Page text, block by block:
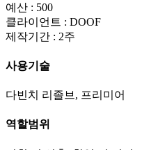
예산 : 500
클라이언트 : DOOF
제작기간 : 2주
사용기술
다빈치 리졸브, 프리미어
역할범위